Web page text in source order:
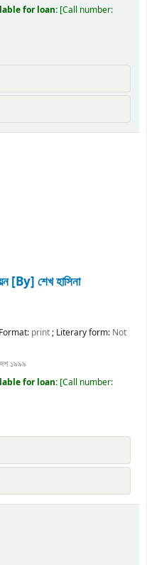
for loan: Call number:
[By] শেখ হাসিনা
print; Literary form: Not
১৯৯৯
for loan: Call number: